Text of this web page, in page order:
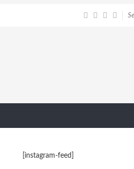
[instagram-feed]